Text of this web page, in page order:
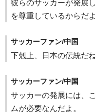
彼らのサッカーが発展
を尊重しているからだよ
サッカーファン/中国
下剋上、日本の伝統だね
サッカーファン/中国
サッカーの発展には、
ムが必要なんだよ。